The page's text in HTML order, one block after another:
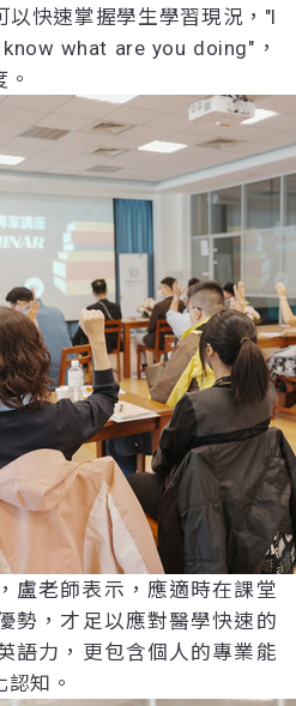
以快速掌握學生學習現況，"I
what are you doing"，
盧老師表示，應適時在課堂
勢，才足以應對醫學快速的
語力，更包含個人的專業能
知。